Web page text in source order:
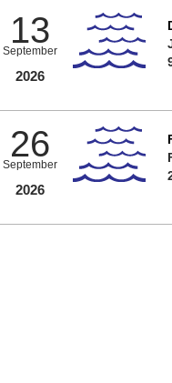
13
September
2026
26
September
2026